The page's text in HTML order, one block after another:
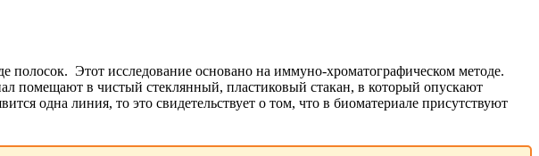
полосок. Этот исследование основано на иммуно-хроматографическом методе.
помещают в чистый стеклянный, пластиковый стакан, в который опускают
одна линия, то это свидетельствует о том, что в биоматериале присутствуют